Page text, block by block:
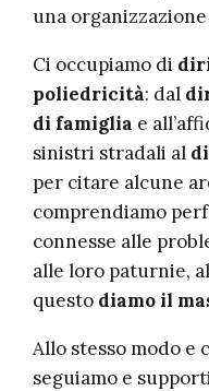
una
Ci occupiamo di
poliedricità: dal
di famiglia e
sinistri stradali al
per citare alcune
comprendiamo
connesse alle
alle loro paturnie,
questo diamo il
Allo stesso modo e
seguiamo e